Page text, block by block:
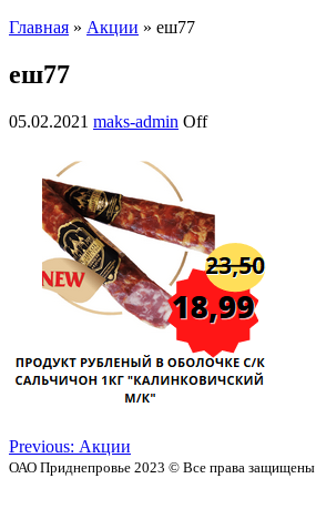
Главная » Акции » еш77
еш77
05.02.2021 maks-admin Off
Previous: Акции
ОАО Приднепровье 2023 © Все права защищены